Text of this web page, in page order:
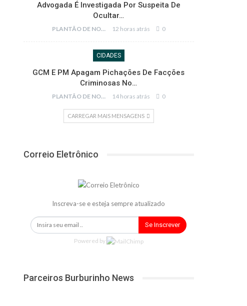
Advogada É Investigada Por Suspeita De
Ocultar…
PLANTÃO DE NOTÍCIAS 12 horas atrás 0
CIDADES
GCM E PM Apagam Pichações De Facções
Criminosas No…
PLANTÃO DE NOTÍCIAS 14 horas atrás 0
CARREGAR MAIS MENSAGENS
Correio Eletrônico
Inscreva-se e esteja sempre atualizado
Se Inscrever
Powered by
Parceiros Burburinho News